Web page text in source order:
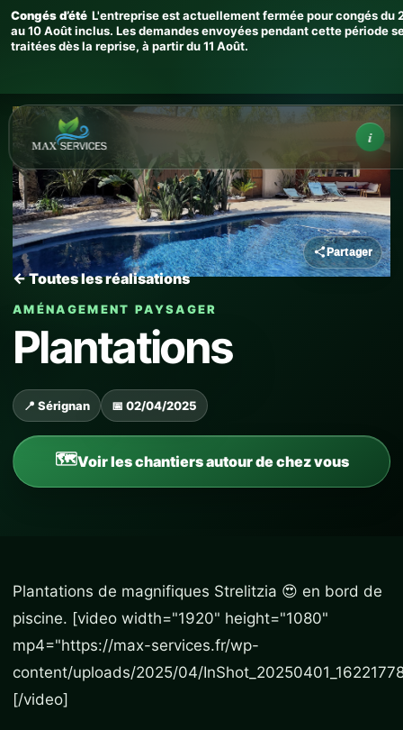
i
Infos
Congés d’été L'entreprise est actuellement fermée pour congés du
au 10 Août inclus. Les demandes envoyées pendant cette période
traitées dès la reprise, à partir du 11 Août.
← Toutes les réalisations
AMÉNAGEMENT PAYSAGER
Plantations
📍 Sérignan 📅 02/04/2025
Voir les chantiers autour de chez vous
Partager
Plantations de magnifiques Strelitzia 😍 en bord de
piscine. [video width="1920" height="1080"
mp4="https://max-services.fr/wp-
content/uploads/2025/04/
[/video]